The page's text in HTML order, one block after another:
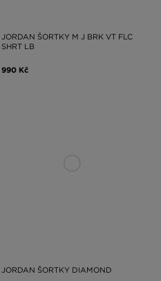
JORDAN ŠORTKY M J BRK VT FLC
SHRT LB
990 Kč
JORDAN ŠORTKY DIAMOND